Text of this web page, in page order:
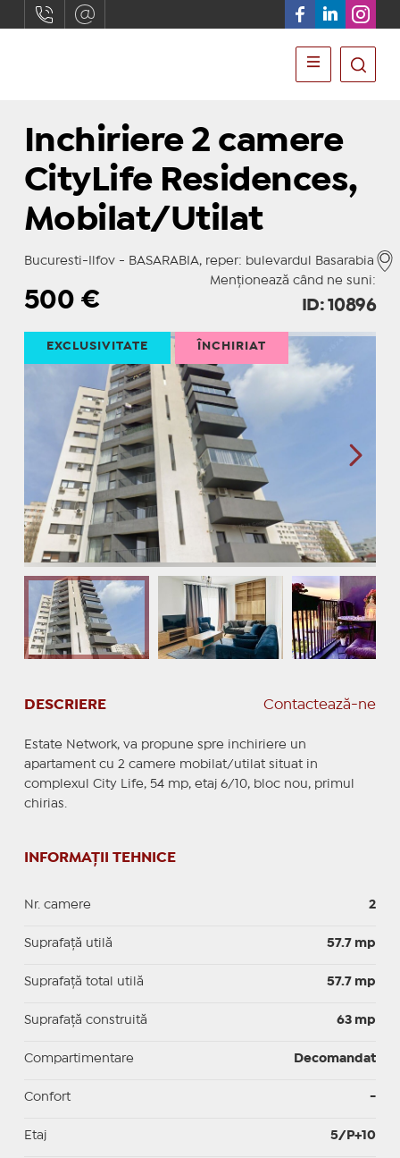
Inchiriere 2 camere
CityLife Residences,
Mobilat/Utilat
Bucuresti-Ilfov - BASARABIA, reper: bulevardul Basarabia
Menționează când ne suni:
500 € ID: 10896
EXCLUSIVITATE ÎNCHIRIAT
DESCRIERE Contactează-ne
Estate Network, va propune spre inchiriere un
apartament cu 2 camere mobilat/utilat situat in
complexul City Life, 54 mp, etaj 6/10, bloc nou, primul
chirias.
INFORMAȚII TEHNICE
Nr. camere 2
Suprafaţă utilă 57.7 mp
Suprafaţă total utilă 57.7 mp
Suprafaţă construită 63 mp
Compartimentare Decomandat
Confort -
Etaj 5/P+10